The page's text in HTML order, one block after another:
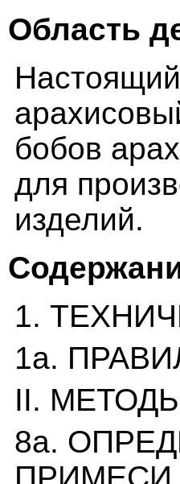
Область
бобов
для
изделий.
1.
1а.
II.
8а.